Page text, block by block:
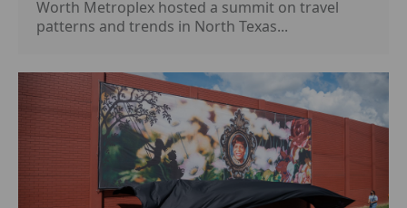
Worth Metroplex hosted a summit on travel
patterns and trends in North Texas...